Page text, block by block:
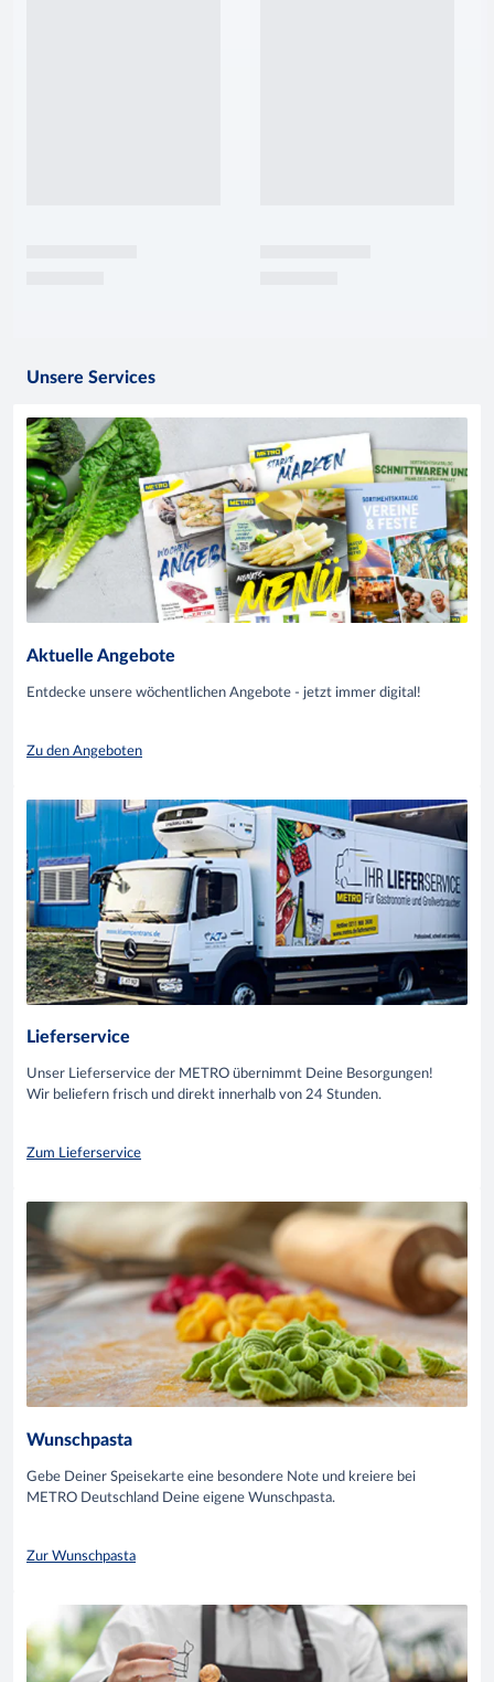
Unsere Services
Aktuelle Angebote
Entdecke unsere wöchentlichen Angebote - jetzt immer digital!
Zu den Angeboten
Lieferservice
Unser Lieferservice der METRO übernimmt Deine Besorgungen!
Wir beliefern frisch und direkt innerhalb von 24 Stunden.
Zum Lieferservice
Wunschpasta
Gebe Deiner Speisekarte eine besondere Note und kreiere bei
METRO Deutschland Deine eigene Wunschpasta.
Zur Wunschpasta